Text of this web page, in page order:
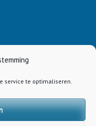
service te optimaliseren.